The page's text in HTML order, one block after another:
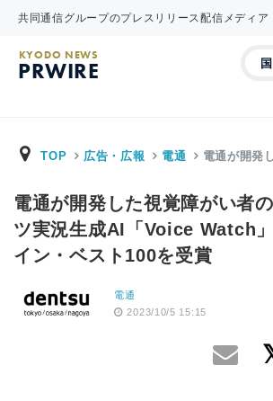
共同通信グループのプレスリリース配信メディア
KYODO NEWS
PRWIRE
TOP 広告・広報 電通 電通が開発
電通が開発した視覚障がい者
ツ実況生成AI「Voice Watch
イン・ベスト100を受賞
電通
2023/10/5 15:15